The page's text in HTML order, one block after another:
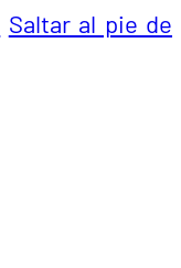
Saltar al pie de